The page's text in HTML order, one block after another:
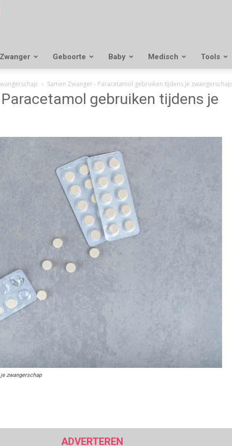
Zwanger Geboorte Baby Medisch Tools
Samen Zwanger - Paracetamol gebruiken tijdens je zwangerschap
gebruiken tijdens je
zwangerschap
ADVERTEREN